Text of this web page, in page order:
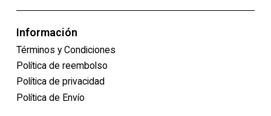
Información
Términos y Condiciones
Política de reembolso
Política de privacidad
Política de Envío